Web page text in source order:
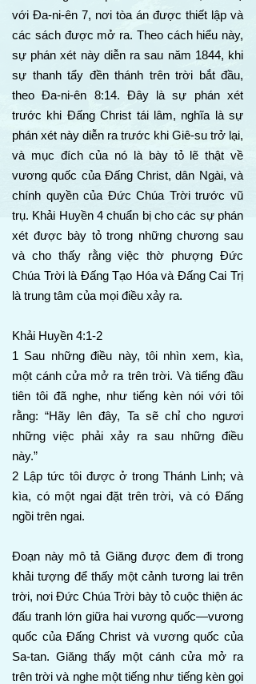
với Đa-ni-ên 7, nơi tòa án được thiết lập và
các sách được mở ra. Theo cách hiểu này,
sự phán xét này diễn ra sau năm 1844, khi
sự thanh tẩy đền thánh trên trời bắt đầu,
theo Đa-ni-ên 8:14. Đây là sự phán xét
trước khi Đấng Christ tái lâm, nghĩa là sự
phán xét này diễn ra trước khi Giê-su trở lại,
và mục đích của nó là bày tỏ lẽ thật về
vương quốc của Đấng Christ, dân Ngài, và
chính quyền của Đức Chúa Trời trước vũ
trụ. Khải Huyền 4 chuẩn bị cho các sự phán
xét được bày tỏ trong những chương sau
và cho thấy rằng việc thờ phượng Đức
Chúa Trời là Đấng Tạo Hóa và Đấng Cai Trị
là trung tâm của mọi điều xảy ra.
Khải Huyền 4:1-2
1 Sau những điều này, tôi nhìn xem, kìa,
một cánh cửa mở ra trên trời. Và tiếng đầu
tiên tôi đã nghe, như tiếng kèn nói với tôi
rằng: “Hãy lên đây, Ta sẽ chỉ cho ngươi
những việc phải xảy ra sau những điều
này.”
2 Lập tức tôi được ở trong Thánh Linh; và
kìa, có một ngai đặt trên trời, và có Đấng
ngồi trên ngai.
Đoạn này mô tả Giăng được đem đi trong
khải tượng để thấy một cảnh tương lai trên
trời, nơi Đức Chúa Trời bày tỏ cuộc thiện ác
đấu tranh lớn giữa hai vương quốc—vương
quốc của Đấng Christ và vương quốc của
Sa-tan. Giăng thấy một cánh cửa mở ra
trên trời và nghe một tiếng như tiếng kèn gọi